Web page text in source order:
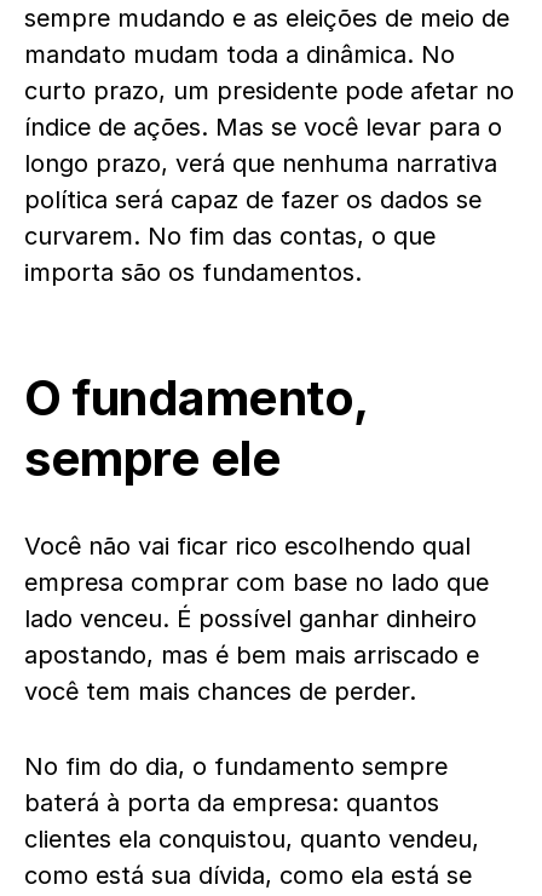
sempre mudando e as eleições de meio de
mandato mudam toda a dinâmica. No
curto prazo, um presidente pode afetar no
índice de ações. Mas se você levar para o
longo prazo, verá que nenhuma narrativa
política será capaz de fazer os dados se
curvarem. No fim das contas, o que
importa são os fundamentos.
O fundamento,
sempre ele
Você não vai ficar rico escolhendo qual
empresa comprar com base no lado que
lado venceu. É possível ganhar dinheiro
apostando, mas é bem mais arriscado e
você tem mais chances de perder.
No fim do dia, o fundamento sempre
baterá à porta da empresa: quantos
clientes ela conquistou, quanto vendeu,
como está sua dívida, como ela está se